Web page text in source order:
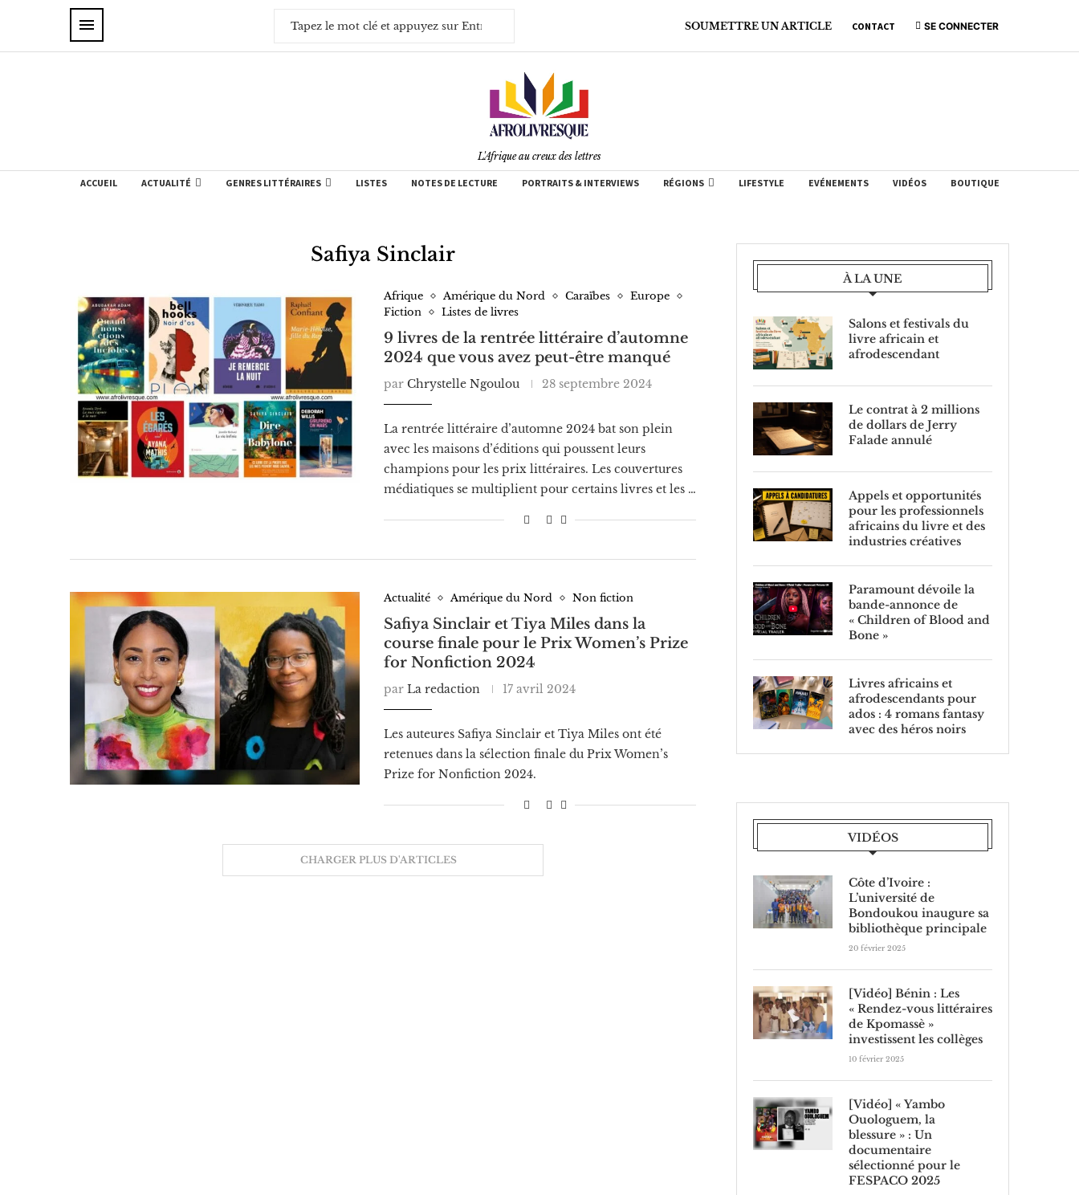
SOUMETTRE UN ARTICLE CONTACT SE CONNECTER
L'Afrique au creux des lettres
ACCUEIL ACTUALITÉ GENRES LITTÉRAIRES LISTES NOTES DE LECTURE PORTRAITS & INTERVIEWS RÉGIONS LIFESTYLE EVÉNEMENTS VIDÉOS BOUTIQUE
Safiya Sinclair
Afrique Amérique du Nord Caraïbes
Europe
Fiction
Listes de livres
9 livres de la rentrée littéraire d’automne
2024 que vous avez peut-être manqué
par Chrystelle Ngoulou 28 septembre 2024
La rentrée littéraire d’automne 2024 bat son plein
avec les maisons d’éditions qui poussent leurs
champions pour les prix littéraires. Les couvertures
médiatiques se multiplient pour certains livres et les …
Actualité Amérique du Nord Non fiction
Safiya Sinclair et Tiya Miles dans la
course finale pour le Prix Women’s Prize
for Nonfiction 2024
par La redaction 17 avril 2024
Les auteures Safiya Sinclair et Tiya Miles ont été
retenues dans la sélection finale du Prix Women’s
Prize for Nonfiction 2024.
CHARGER PLUS D'ARTICLES
À LA UNE
Salons et festivals du
livre africain et
afrodescendant
Le contrat à 2 millions
de dollars de Jerry
Falade annulé
Appels et opportunités
pour les professionnels
africains du livre et des
industries créatives
Paramount dévoile la
bande-annonce de
« Children of Blood and
Bone »
Livres africains et
afrodescendants pour
ados : 4 romans fantasy
avec des héros noirs
VIDÉOS
Côte d’Ivoire :
L’université de
Bondoukou inaugure sa
bibliothèque principale
20 février 2025
[Vidéo] Bénin : Les
« Rendez-vous littéraires
de Kpomassè »
investissent les collèges
10 février 2025
[Vidéo] « Yambo
Ouologuem, la
blessure » : Un
documentaire
sélectionné pour le
FESPACO 2025